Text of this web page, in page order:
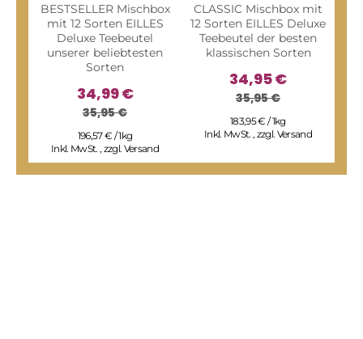
BESTSELLER Mischbox
mit 12 Sorten EILLES
Deluxe Teebeutel
unserer beliebtesten
Sorten
34,99 €
35,95 €
196,57 € / 1kg
Inkl. MwSt. , zzgl. Versand
CLASSIC Mischbox mit
12 Sorten EILLES Deluxe
Teebeutel der besten
klassischen Sorten
34,95 €
35,95 €
183,95 € / 1kg
Inkl. MwSt. , zzgl. Versand